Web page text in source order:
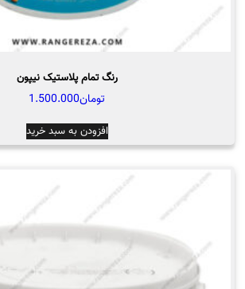
رنگ تمام پلاستیک نیپون
تومان1.500.000
افزودن به سبد خرید